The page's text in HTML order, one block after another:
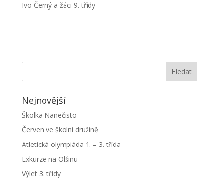
Ivo Černý a žáci 9. třídy
Nejnovější
Školka Nanečisto
Červen ve školní družině
Atletická olympiáda 1. – 3. třída
Exkurze na Olšinu
Výlet 3. třídy